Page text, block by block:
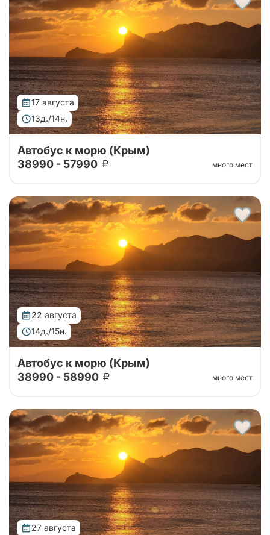
Тур организован совместно с принимающей
стороной. Едем в Крым на двухэтажном автобусе
без экскурсионной программы!
17 августа
13д./14н.
Тур организован совместно с принимающей
стороной. Едем в Крым на двухэтажном автобусе
без экскурсионной программы!
Автобус к морю (Крым)
38990 - 57990
много мест
22 августа
14д./15н.
Тур организован совместно с принимающей
стороной. Едем в Крым на двухэтажном автобусе
без экскурсионной программы!
Автобус к морю (Крым)
38990 - 58990
много мест
27 августа